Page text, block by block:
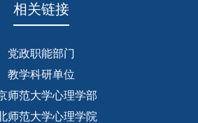
相关链接
党政职能部门
教学科研单位
师范大学心理学部
师范大学心理学院